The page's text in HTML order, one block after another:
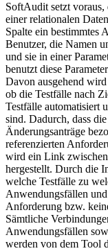
SoftAudit setzt voraus,
einer relationalen
Spalte ein bestimmtes
Benutzer, die Namen
und sie in einer
benutzt diese
Davon ausgehend
ob die Testfälle nach
Testfälle automatisiert
sind. Dadurch, dass
Änderungsanträge
referenzierten
wird ein Link
hergestellt. Durch die
welche Testfälle zu
Anwendungsfällen
Anforderung bzw.
Sämtliche
Anwendungsfällen
werden von dem Tool